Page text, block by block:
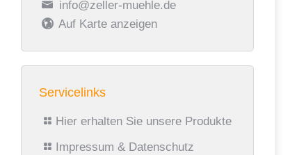
info@zeller-muehle.de
Auf Karte anzeigen
Servicelinks
Hier erhalten Sie unsere Produkte
Impressum & Datenschutz